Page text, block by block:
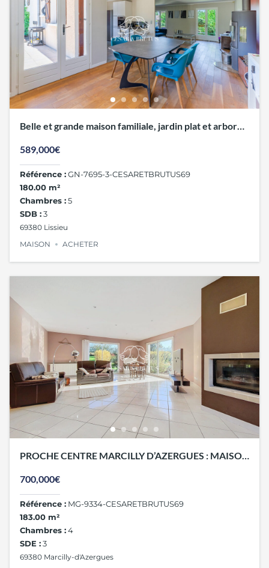
Belle et grande maison familiale, jardin plat et arboré,
589,000€
Référence :GN-7695-3-CESARETBRUTUS69
180.00 m²
Chambres :5
SDB :3
69380 Lissieu
MAISON
ACHETER
PROCHE CENTRE MARCILLY D’AZERGUES : MAISON
700,000€
Référence :MG-9334-CESARETBRUTUS69
183.00 m²
Chambres :4
SDE :3
69380 Marcilly-d'Azergues